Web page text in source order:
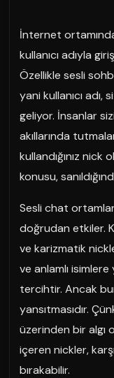
İnternet
kullanıcı adıyla
Özellikle sesli
yani kullanıcı
geliyor. İnsanlar
akıllarında
kullandığınız nick
konusu,
Sesli chat
doğrudan etkiler.
ve karizmatik
ve anlamlı
tercihtir. Ancak
yansıtmasıdır.
üzerinden bir algı
içeren nickler,
bırakabilir.